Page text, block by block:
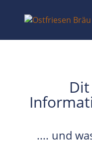
.... und